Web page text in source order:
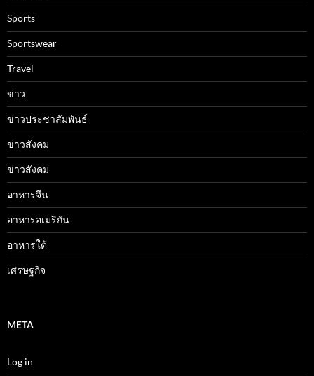
Sports
Sportswear
Travel
ข่าว
ข่าวประชาสัมพันธ์
ข่าวสังคม
ข่าวสังคม
อาหารจีน
อาหารอเมริกัน
อาหารใต้
เศรษฐกิจ
META
Log in